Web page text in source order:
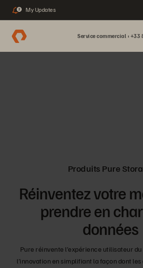
2 My Updates
Service commercial : +33
Produits Pure
Réinventez votre
prendre en
données
Pure réinvente l’expérience utilisateur
l’innovation en simplifiant la façon dont